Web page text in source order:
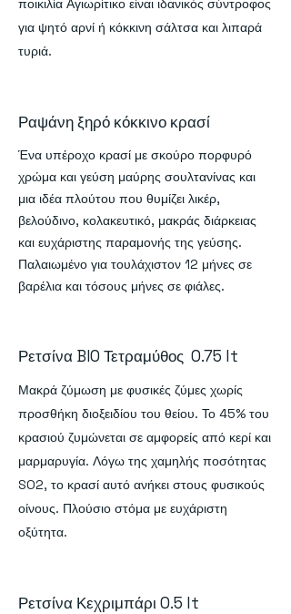
ποικιλία Αγιωρίτικο είναι ιδανικός σύντροφος
για ψητό αρνί ή κόκκινη σάλτσα και λιπαρά
τυριά.
Ραψάνη ξηρό κόκκινο κρασί
Ένα υπέροχο κρασί με σκούρο πορφυρό
χρώμα και γεύση μαύρης σουλτανίνας και
μια ιδέα πλούτου που θυμίζει λικέρ,
βελούδινο, κολακευτικό, μακράς διάρκειας
και ευχάριστης παραμονής της γεύσης.
Παλαιωμένο για τουλάχιστον 12 μήνες σε
βαρέλια και τόσους μήνες σε φιάλες.
Ρετσίνα BIO Τετραμύθος 0.75 lt
Μακρά ζύμωση με φυσικές ζύμες χωρίς
προσθήκη διοξειδίου του θείου. Το 45% του
κρασιού ζυμώνεται σε αμφορείς από κερί και
μαρμαρυγία. Λόγω της χαμηλής ποσότητας
SO2, το κρασί αυτό ανήκει στους φυσικούς
οίνους. Πλούσιο στόμα με ευχάριστη
οξύτητα.
Ρετσίνα Κεχριμπάρι 0.5 lt